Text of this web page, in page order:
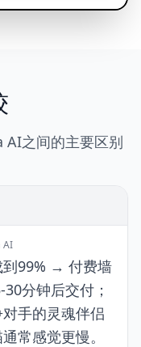
之间的主要区别
AI
到99% → 付费墙
分钟后交付；
手的灵魂伴侣
常感觉更慢。